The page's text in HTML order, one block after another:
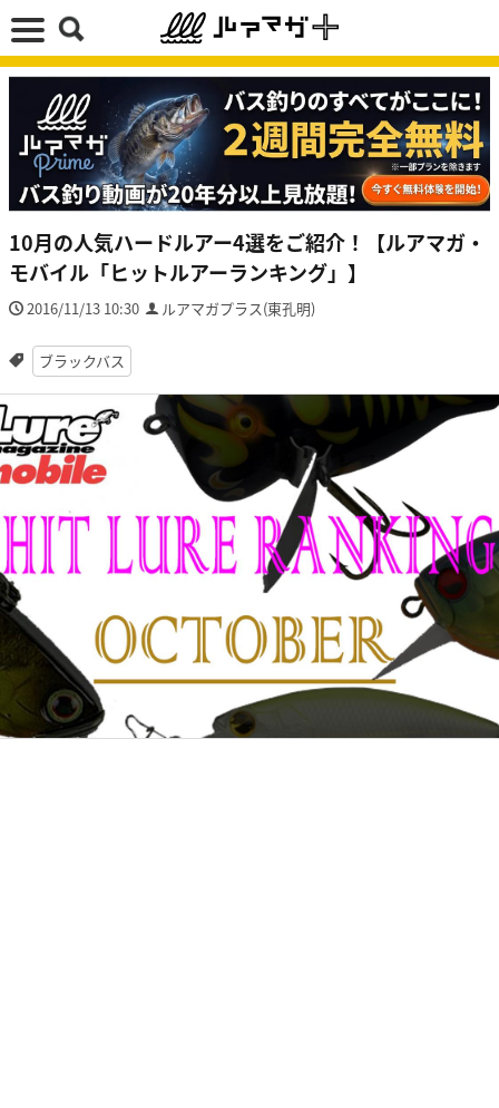
10月の人気ハードルアー4選をご紹介！【ルアマガ・
モバイル「ヒットルアーランキング」】
2016/11/13 10:30 ルアマガプラス(東孔明)
ブラックバス